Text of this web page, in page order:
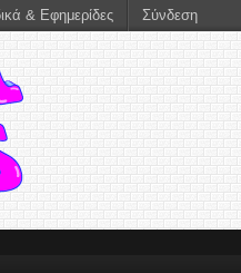
& Εφημερίδες Σύνδεση